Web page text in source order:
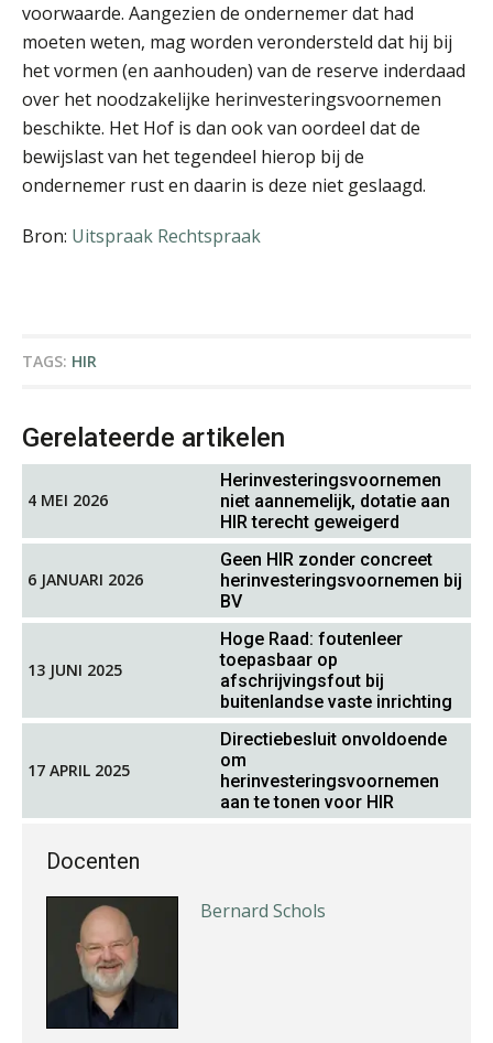
voorwaarde. Aangezien de ondernemer dat had
moeten weten, mag worden verondersteld dat hij bij
het vormen (en aanhouden) van de reserve inderdaad
over het noodzakelijke herinvesteringsvoornemen
beschikte. Het Hof is dan ook van oordeel dat de
bewijslast van het tegendeel hierop bij de
ondernemer rust en daarin is deze niet geslaagd.
Bron: Uitspraak Rechtspraak
TAGS: HIR
Gerelateerde artikelen
4 MEI 2026
Herinvesteringsvoornemen
niet aannemelijk, dotatie aan
HIR terecht geweigerd
6 JANUARI 2026
Geen HIR zonder concreet
herinvesteringsvoornemen bij
BV
13 JUNI 2025
Hoge Raad: foutenleer
toepasbaar op
afschrijvingsfout bij
buitenlandse vaste inrichting
17 APRIL 2025
Directiebesluit onvoldoende
om
herinvesteringsvoornemen
aan te tonen voor HIR
Docenten
Martin de Graaf
Rob van Oosterhout
Bernard Schols